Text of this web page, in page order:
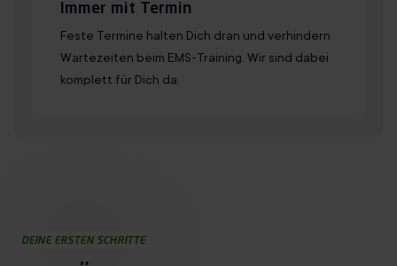
Immer mit Termin
Feste Termine halten Dich dran und verhindern
Wartezeiten beim EMS-Training. Wir sind dabei
komplett für Dich da.
DEINE ERSTEN SCHRITTE